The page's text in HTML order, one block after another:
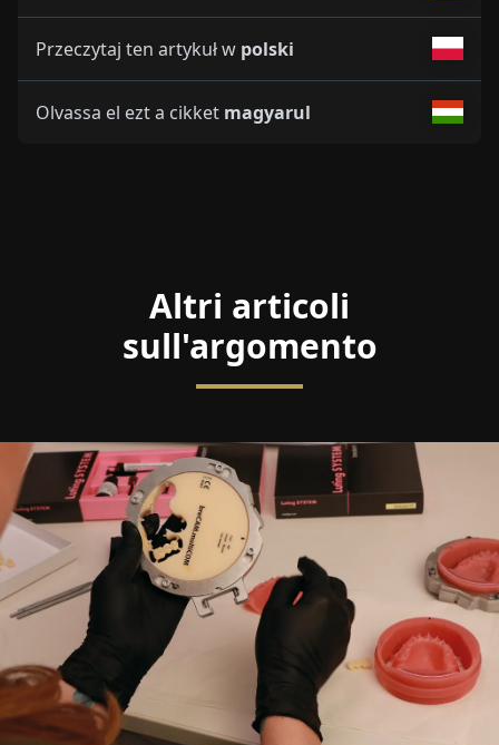
Przeczytaj ten artykuł w polski
Olvassa el ezt a cikket magyarul
Altri articoli
sull'argomento